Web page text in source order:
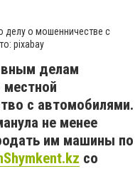
делу о мошенничестве с
pixabay
делам
с автомобилями.
не менее
им машины по
со